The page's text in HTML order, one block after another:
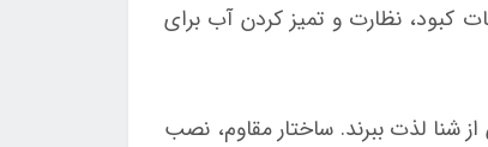
کبود، نظارت و تمیز کردن آب برای
شان از شنا لذت ببرند. ساختار مقاوم، نصب